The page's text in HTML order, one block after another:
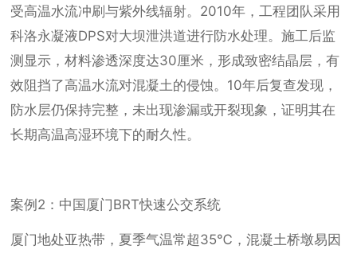
受高温水流冲刷与紫外线辐射。2010年，工程团队采用
科洛永凝液DPS对大坝泄洪道进行防水处理。施工后监
测显示，材料渗透深度达30厘米，形成致密结晶层，有
效阻挡了高温水流对混凝土的侵蚀。10年后复查发现，
防水层仍保持完整，未出现渗漏或开裂现象，证明其在
长期高温高湿环境下的耐久性。
案例2：中国厦门BRT快速公交系统
厦门地处亚热带，夏季气温常超35℃，混凝土桥墩易因